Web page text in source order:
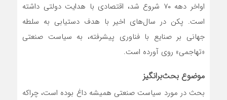
اواخر دهه ۷۰ شروع شد، اقتصادی با هدایت دولتی داشته
است. پکن در سال‌های اخیر با هدف دستیابی به سلطه
جهانی بر صنایع با فناوری پیشرفته، به سیاست صنعتی
«تهاجمی» روی آورده است.
موضوع بحث‌برانگیز
بحث در مورد سیاست صنعتی همیشه داغ بوده است، چراکه